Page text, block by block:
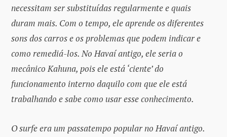
necessitam ser substituídas regularmente e quais
duram mais. Com o tempo, ele aprende os diferentes
sons dos carros e os problemas que podem indicar e
como remediá-los. No Havaí antigo, ele seria o
mecânico Kahuna, pois ele está ‘ciente’ do
funcionamento interno daquilo com que ele está
trabalhando e sabe como usar esse conhecimento.
O surfe era um passatempo popular no Havaí antigo.